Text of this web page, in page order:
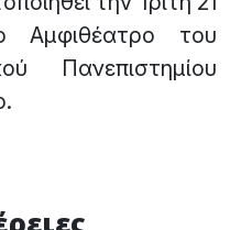
Αμφιθέατρο του
Πανεπιστημίου